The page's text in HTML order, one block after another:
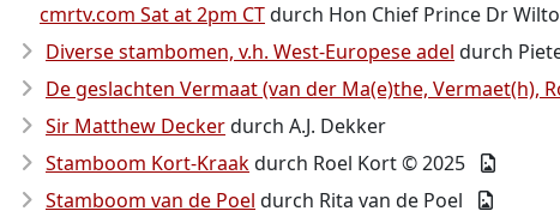
cmrtv.com Sat at 2pm CTdurch Hon Chief Prince Dr
Diverse stambomen, v.h. West-Europese adel durch
De geslachten Vermaat (van der Ma(e)the, Vermaet(h),
Sir Matthew Deckerdurch A.J. Dekker
Stamboom Kort-Kraakdurch Roel Kort © 2025
Stamboom van de Poel durch Rita van de Poel